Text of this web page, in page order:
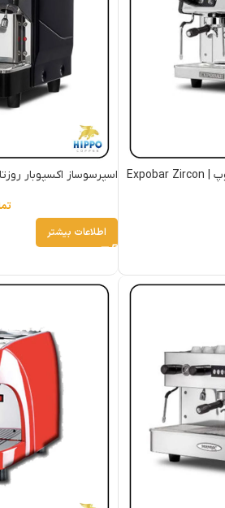
اسپرسوساز اکسپوبار زیرکون 2 گروپ | Expobar Zircon
اسپرسوساز اکسپوبار روزتا 1 گروپ | Expobar Rosetta 1gr
اطلاعات بیشتر